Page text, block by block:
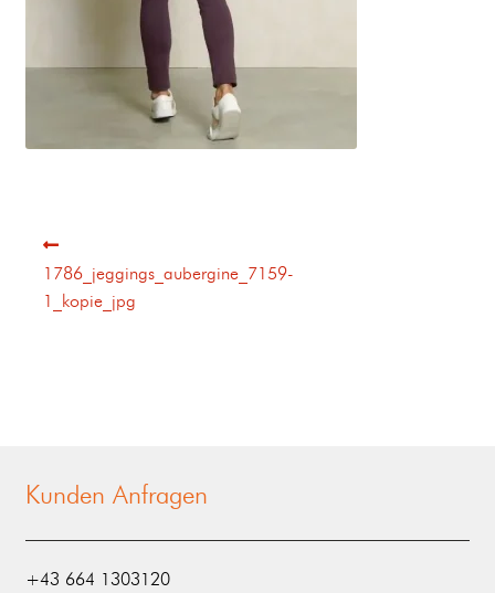
1786_jeggings_aubergine_7159-
1_kopie_jpg
Kunden Anfragen
‭+43 664 1303120‬